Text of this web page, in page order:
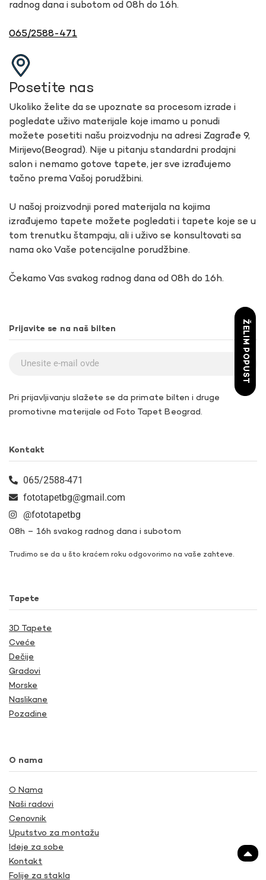
radnog dana i subotom od 08h do 16h.
065/2588-471
Posetite nas
Ukoliko želite da se upoznate sa procesom izrade i
pogledate uživo materijale koje imamo u ponudi
možete posetiti našu proizvodnju na adresi Zagrađe 9,
Mirijevo(Beograd). Nije u pitanju standardni prodajni
salon i nemamo gotove tapete, jer sve izrađujemo
tačno prema Vašoj porudžbini.
U našoj proizvodnji pored materijala na kojima
izrađujemo tapete možete pogledati i tapete koje se u
tom trenutku štampaju, ali i uživo se konsultovati sa
nama oko Vaše potencijalne porudžbine.
Čekamo Vas svakog radnog dana od 08h do 16h.
Prijavite se na naš bilten
Pri prijavljivanju slažete se da primate bilten i druge
promotivne materijale od Foto Tapet Beograd.
Kontakt
065/2588-471
fototapetbg@gmail.com
@fototapetbg
08h – 16h svakog radnog dana i subotom
Trudimo se da u što kraćem roku odgovorimo na vaše zahteve.
Tapete
3D Tapete
Cveće
Dečije
Gradovi
Morske
Naslikane
Pozadine
O nama
O Nama
Naši radovi
Cenovnik
Uputstvo za montažu
Ideje za sobe
Kontakt
Folije za stakla
ŽELIM POPUST